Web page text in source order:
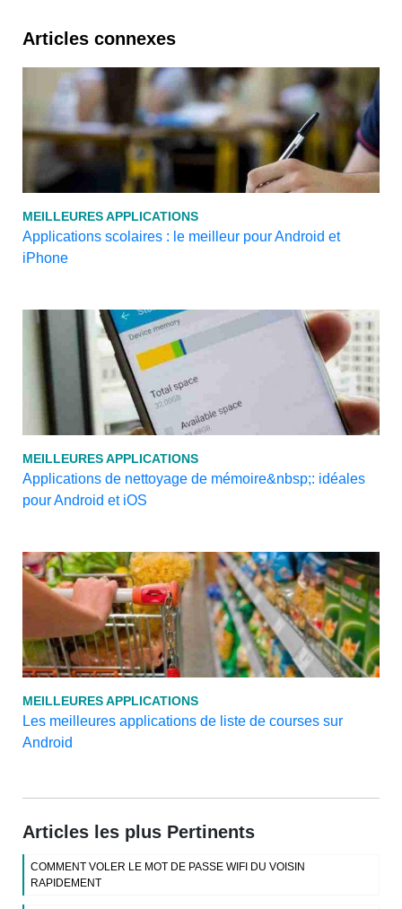
Articles connexes
MEILLEURES APPLICATIONS
Applications scolaires : le meilleur pour Android et
iPhone
MEILLEURES APPLICATIONS
Applications de nettoyage de mémoire&nbsp;: idéales
pour Android et iOS
MEILLEURES APPLICATIONS
Les meilleures applications de liste de courses sur
Android
Articles les plus Pertinents
COMMENT VOLER LE MOT DE PASSE WIFI DU VOISIN
RAPIDEMENT